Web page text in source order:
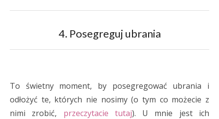
4. Posegreguj ubrania
To świetny moment, by posegregować ubrania i
odłożyć te, których nie nosimy (o tym co możecie z
nimi zrobić, przeczytacie tutaj). U mnie jest ich